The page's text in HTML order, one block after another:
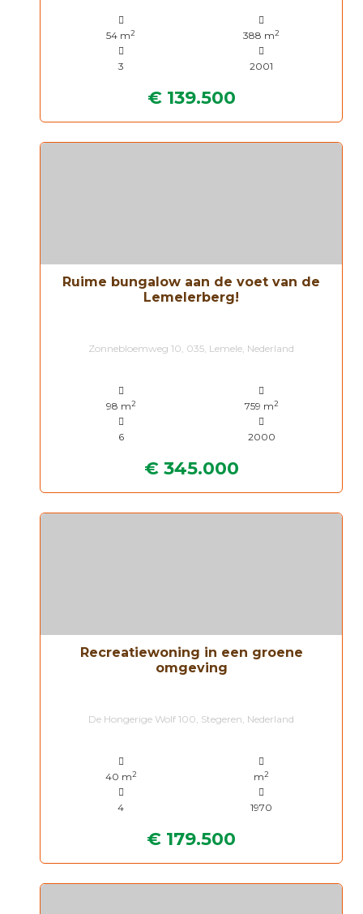
54 m2 388 m2
3 2001
€ 139.500
Ruime bungalow aan de voet van de
Lemelerberg!
Zonnebloemweg 10, 035, Lemele, Nederland
98 m2 759 m2
6 2000
€ 345.000
Recreatiewoning in een groene
omgeving
De Hongerige Wolf 100, Stegeren, Nederland
40 m2 m2
4 1970
€ 179.500